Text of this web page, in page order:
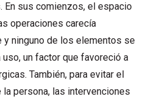
En sus comienzos, el espacio
operaciones carecía
y ninguno de los elementos se
un factor que favoreció a
También, para evitar el
persona, las intervenciones